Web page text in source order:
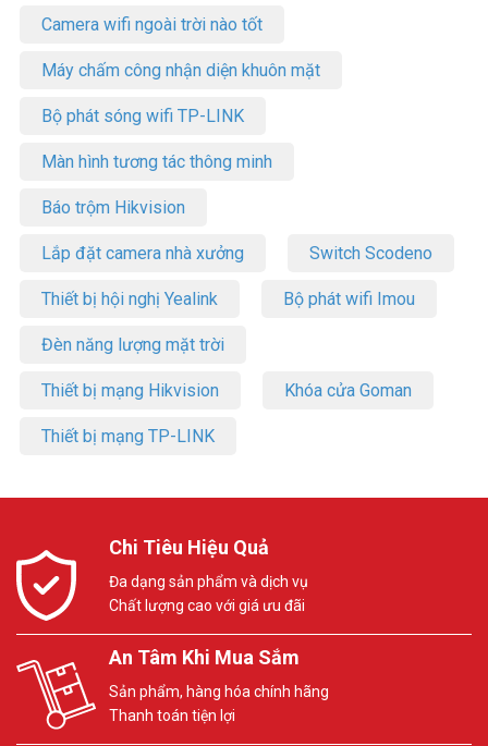
Camera wifi ngoài trời nào tốt
Máy chấm công nhận diện khuôn mặt
Bộ phát sóng wifi TP-LINK
Màn hình tương tác thông minh
Báo trộm Hikvision
Lắp đặt camera nhà xưởng Switch Scodeno
Thiết bị hội nghị Yealink Bộ phát wifi Imou
Đèn năng lượng mặt trời
Thiết bị mạng Hikvision Khóa cửa Goman
Thiết bị mạng TP-LINK
Chi Tiêu Hiệu Quả
Đa dạng sản phẩm và dịch vụ
Chất lượng cao với giá ưu đãi
An Tâm Khi Mua Sắm
Sản phẩm, hàng hóa chính hãng
Thanh toán tiện lợi